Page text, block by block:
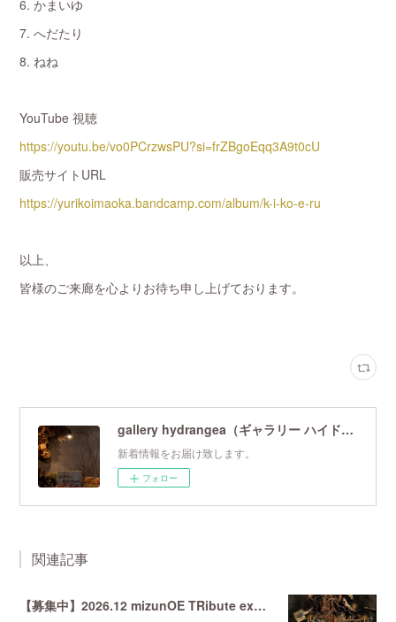
6. かまいゆ
7. へだたり
8. ねね
YouTube 視聴
https://youtu.be/vo0PCrzwsPU?si=frZBgoEqq3A9t0cU
販売サイトURL
https://yurikoimaoka.bandcamp.com/album/k-i-ko-e-ru
以上、
皆様のご来廊を心よりお待ち申し上げております。
gallery hydrangea（ギャラリー ハイドランジア）
新着情報をお届け致します。
フォロー
関連記事
【募集中】2026.12 mizunOE TRibute exhibition『 BADREAM #5 』